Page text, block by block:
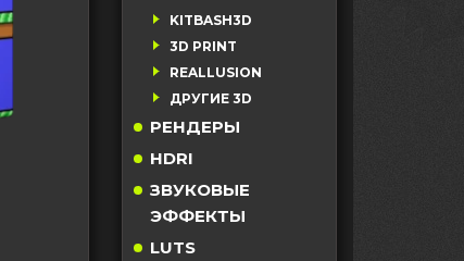
KITBASH3D
3D PRINT
REALLUSION
ДРУГИЕ 3D
РЕНДЕРЫ
HDRI
ЗВУКОВЫЕ
ЭФФЕКТЫ
LUTS